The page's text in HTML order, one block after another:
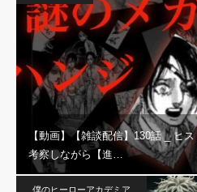
【動画】【雑談配信】130話 _ ヒ
考察しながら【進…
僕のヒーローアカデミア